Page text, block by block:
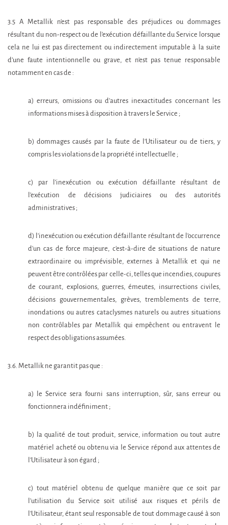
3.5 A Metallik n'est pas responsable des préjudices ou dommages
résultant du non-respect ou de l'exécution défaillante du Service lorsque
cela ne lui est pas directement ou indirectement imputable à la suite
d’une faute intentionnelle ou grave, et n'est pas tenue responsable
notamment en cas de :
a) erreurs, omissions ou d'autres inexactitudes concernant les
informations mises à disposition à travers le Service ;
b) dommages causés par la faute de l'Utilisateur ou de tiers, y
compris les violations de la propriété intellectuelle ;
c) par l’inexécution ou exécution défaillante résultant de
l'exécution de décisions judiciaires ou des autorités
administratives ;
d) l'inexécution ou exécution défaillante résultant de l’occurrence
d'un cas de force majeure, c'est-à-dire de situations de nature
extraordinaire ou imprévisible, externes à Metallik et qui ne
peuvent être contrôlées par celle-ci, telles que incendies, coupures
de courant, explosions, guerres, émeutes, insurrections civiles,
décisions gouvernementales, grèves, tremblements de terre,
inondations ou autres cataclysmes naturels ou autres situations
non contrôlables par Metallik qui empêchent ou entravent le
respect des obligations assumées.
3.6. Metallik ne garantit pas que :
a) le Service sera fourni sans interruption, sûr, sans erreur ou
fonctionnera indéfiniment ;
b) la qualité de tout produit, service, information ou tout autre
matériel acheté ou obtenu via le Service répond aux attentes de
l'Utilisateur à son égard ;
c) tout matériel obtenu de quelque manière que ce soit par
l'utilisation du Service soit utilisé aux risques et périls de
l'Utilisateur, étant seul responsable de tout dommage causé à son